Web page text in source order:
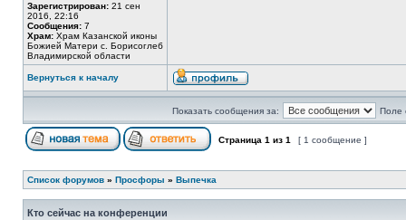
Зарегистрирован: 21 сен
2016, 22:16
Сообщения: 7
Храм: Храм Казанской иконы
Божией Матери с. Борисоглеб
Владимирской области
Вернуться к началу
Показать сообщения за: Поле
Страница 1 из 1 [ 1 сообщение ]
Список форумов » Просфоры » Выпечка
Кто сейчас на конференции